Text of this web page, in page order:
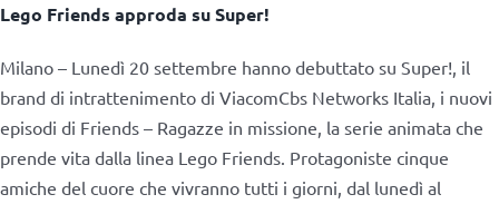
Lego Friends approda su Super!
Milano – Lunedì 20 settembre hanno debuttato su Super!, il
brand di intrattenimento di ViacomCbs Networks Italia, i nuovi
episodi di Friends – Ragazze in missione, la serie animata che
prende vita dalla linea Lego Friends. Protagoniste cinque
amiche del cuore che vivranno tutti i giorni, dal lunedì al